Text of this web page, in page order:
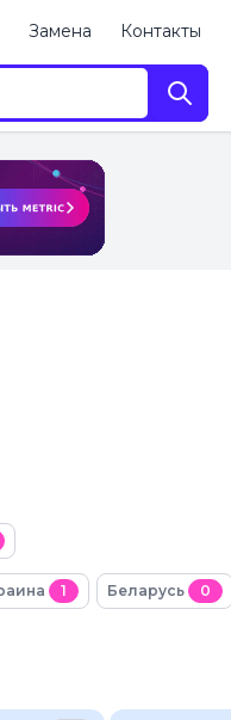
Замена Контакты
1 Беларусь 0